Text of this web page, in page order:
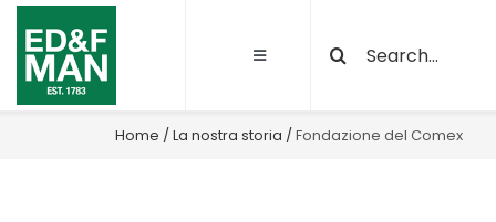
Salta
contenuto
Toggle
Chi siamo
Cerca
per:
Home /La nostra storia /Fondazione del Comex